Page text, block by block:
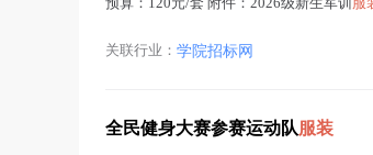
关联行业： 学院招标网
全民健身大赛参赛运动队 服装